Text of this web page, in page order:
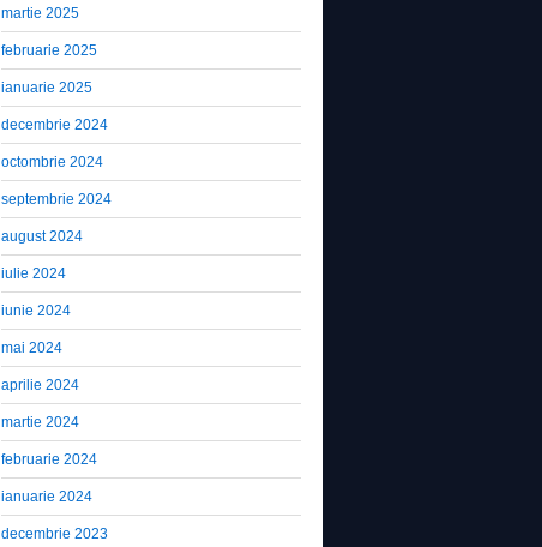
martie 2025
februarie 2025
ianuarie 2025
decembrie 2024
octombrie 2024
septembrie 2024
august 2024
iulie 2024
iunie 2024
mai 2024
aprilie 2024
martie 2024
februarie 2024
ianuarie 2024
decembrie 2023